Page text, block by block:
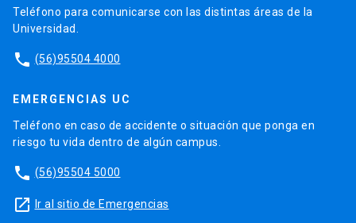
Teléfono para comunicarse con las distintas áreas de la
Universidad.
phone (56)95504 4000
EMERGENCIAS UC
Teléfono en caso de accidente o situación que ponga en
riesgo tu vida dentro de algún campus.
phone (56)95504 5000
launch Ir al sitio de Emergencias